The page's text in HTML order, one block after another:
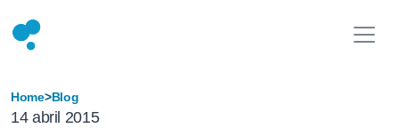
Home>Blog
14 abril 2015